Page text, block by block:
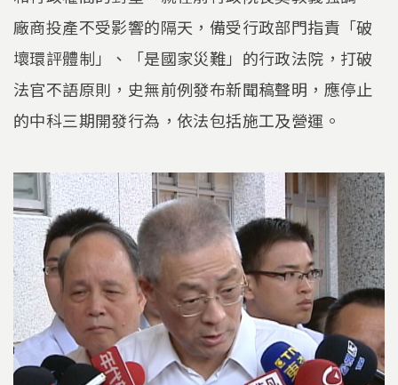
廠商投產不受影響的隔天，備受行政部門指責「破
壞環評體制」、「是國家災難」的行政法院，打破
法官不語原則，史無前例發布新聞稿聲明，應停止
的中科三期開發行為，依法包括施工及營運。